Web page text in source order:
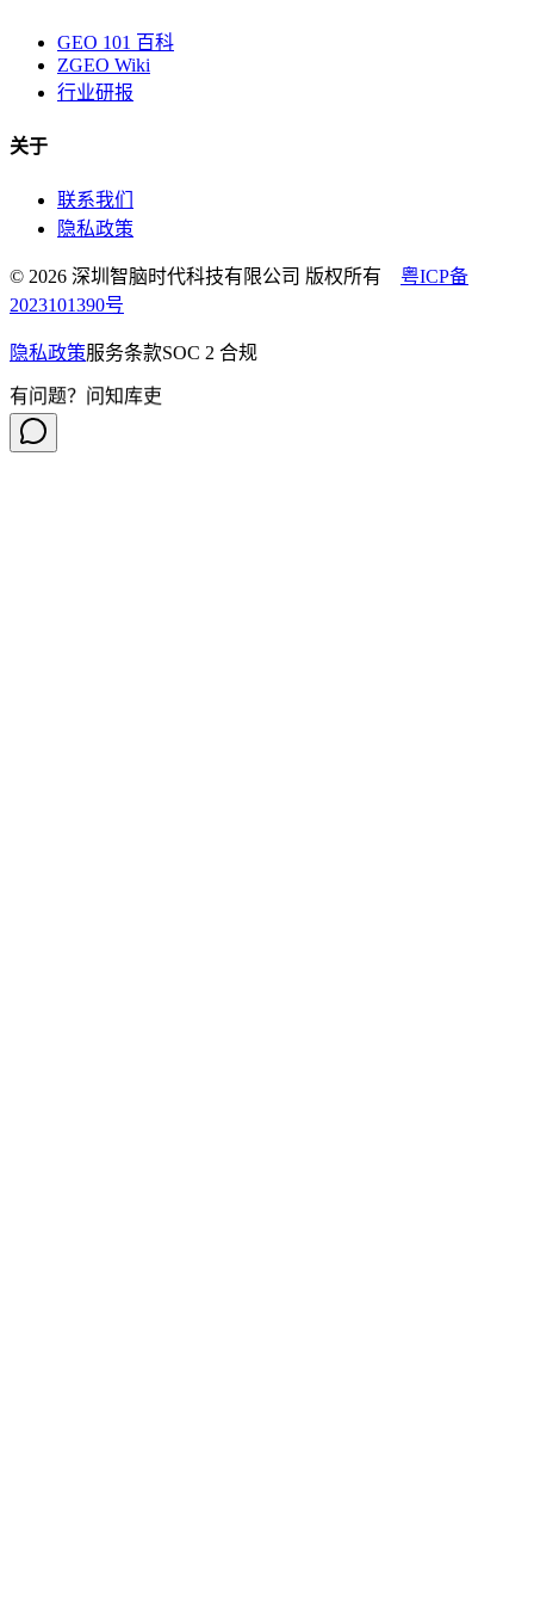
GEO 101 百科
ZGEO Wiki
行业研报
关于
联系我们
隐私政策
© 2026 深圳智脑时代科技有限公司 版权所有 粤ICP备
2023101390号
隐私政策服务条款SOC 2 合规
有问题？问知库吏